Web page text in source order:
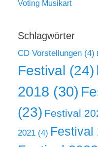
Voting Musikart
Schlagwörter
CD Vorstellungen (4)
Festival (24)
2018 (30)
(23) Festival
2021 (4) Festival